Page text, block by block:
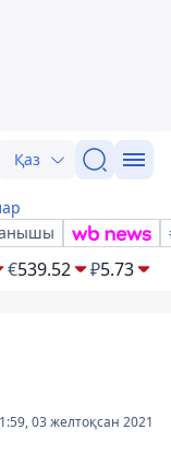
Қаз
€539.52 ₽5.73
03 желтоқсан 2021